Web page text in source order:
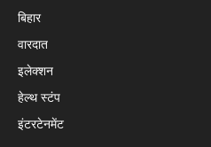
बिहार
वारदात
इलेक्शन
हेल्थ स्टंप
इंटरटेनमेंट